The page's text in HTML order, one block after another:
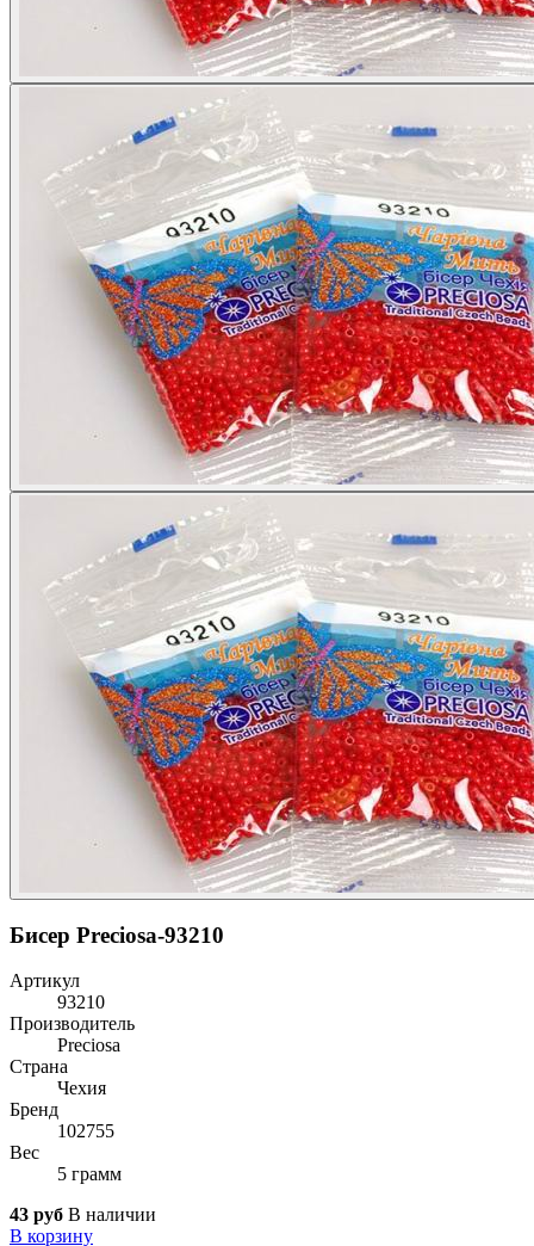
Бисер Preciosa-93210
Артикул
93210
Производитель
Preciosa
Страна
Чехия
Бренд
102755
Вес
5 грамм
43 руб В наличии
В корзину